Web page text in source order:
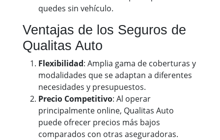
quedes sin vehículo.
Ventajas de los Seguros de
Qualitas Auto
Flexibilidad: Amplia gama de coberturas y
modalidades que se adaptan a diferentes
necesidades y presupuestos.
Precio Competitivo: Al operar
principalmente online, Qualitas Auto
puede ofrecer precios más bajos
comparados con otras aseguradoras.